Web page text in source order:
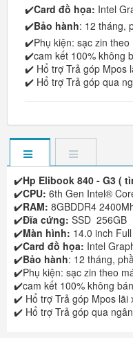
✔️Card đồ họa: Intel
✔️Bảo hành: 12 tháng,
✔️Phụ kiện: sạc zin theo
✔️cam kết 100% không
✔️ Hổ trợ Trả góp Mpos
✔️ Hổ trợ Trả góp qua
✔️Hp Elibook 840 - G3 (
✔️CPU: 6th Gen Intel®
✔️RAM: 8GBDDR4
✔️Đĩa cứng: SSD 256GB
✔️Màn hình: 14.0 inch
✔️Card đồ họa: Intel
✔️Bảo hành: 12 tháng,
✔️Phụ kiện: sạc zin theo
✔️cam kết 100% không
✔️ Hổ trợ Trả góp Mpos lãi
✔️ Hổ trợ Trả góp qua